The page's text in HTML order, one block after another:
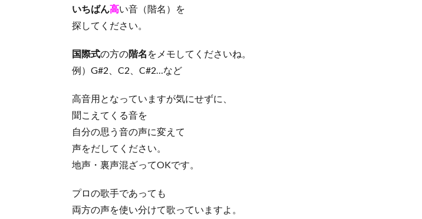
いちばん高い音（階名）を
探してください。
国際式の方の階名 をメモしてくださいね。
例）G#2、C2、C#2…など
高音用となっていますが気にせずに、
聞こえてくる音を
自分の思う音の声に変えて
声をだしてください。
地声・裏声混ざってOKです。
プロの歌手であっても
両方の声を使い分けて歌っていますよ。